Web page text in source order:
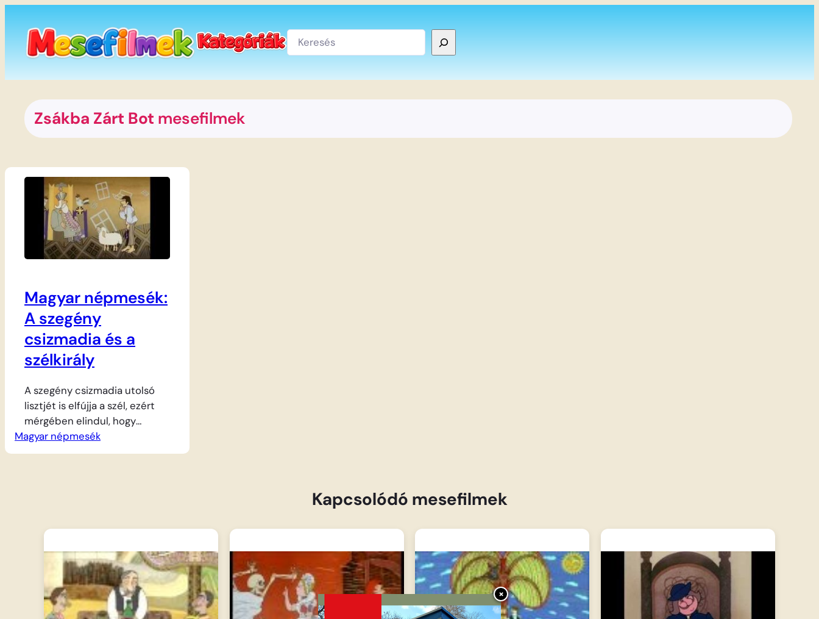
×
tartalomhoz
Keresés
Zsákba Zárt Bot mesefilmek
Magyar népmesék:
A szegény
csizmadia és a
szélkirály
A szegény csizmadia utolsó
lisztjét is elfújja a szél, ezért
mérgében elindul, hogy
elégtételt vegyen magától a
Szélkirálytól. A nagyhatalmú úr
jószágot. Később a terülj, terülj
a kapzsi fogadós miatt. Végül a
harmadik…
Magyar népmesék
Kapcsolódó mesefilmek